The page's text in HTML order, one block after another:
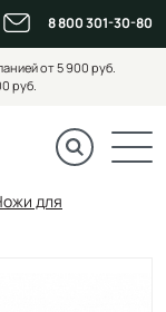
8 800 301-30-80
от 5 900 руб.
руб.
для